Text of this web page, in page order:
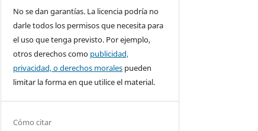
No se dan garantías. La licencia podría no
darle todos los permisos que necesita para
el uso que tenga previsto. Por ejemplo,
otros derechos como publicidad,
privacidad, o derechos morales pueden
limitar la forma en que utilice el material.
Cómo citar